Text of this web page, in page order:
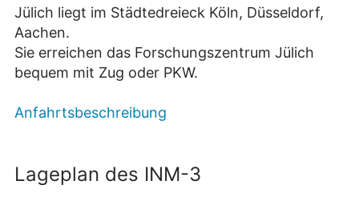
Jülich liegt im Städtedreieck Köln, Düsseldorf,
Aachen.
Sie erreichen das Forschungszentrum Jülich
bequem mit Zug oder PKW.
Anfahrtsbeschreibung
Lageplan des INM-3